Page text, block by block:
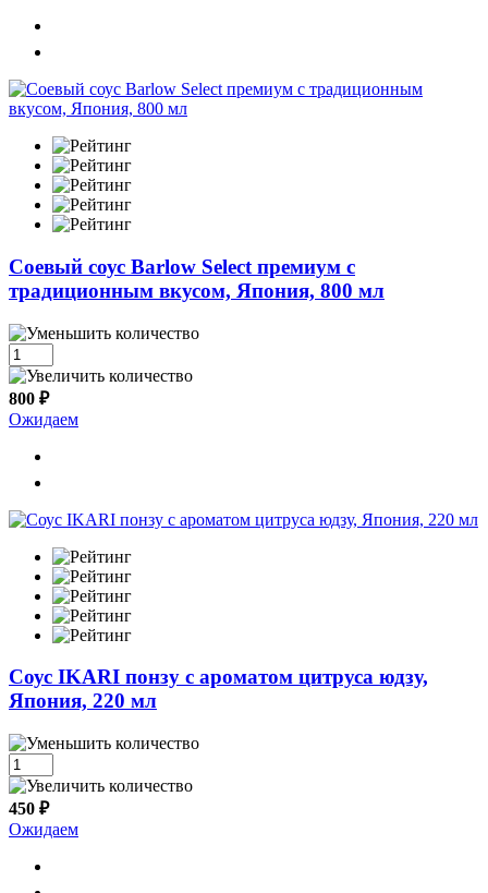
Cоевый соус Barlow Select премиум с
традиционным вкусом, Япония, 800 мл
800 ₽
Ожидаем
Cоус IKARI понзу с ароматом цитруса юдзу,
Япония, 220 мл
450 ₽
Ожидаем